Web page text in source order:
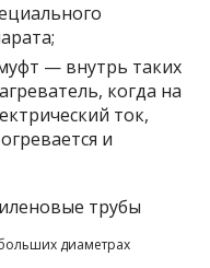
— внутрь таких
когда на
ток,
и
диаметрах